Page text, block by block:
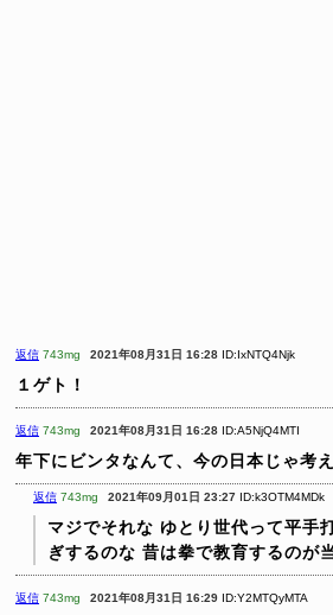
返信 743mg 2021年08月31日 16:28 ID:IxNTQ4Njk
１ゲト！
返信 743mg 2021年08月31日 16:28 ID:A5NjQ4MTI
年下にビンタなんて、今の日本じゃ考
返信 743mg 2021年09月01日 23:27 ID:k3OTM4MDk
マジでそれな ゆとり世代って平手
ぎするのな 昔は拳で教育するのが
返信 743mg 2021年08月31日 16:29 ID:Y2MTQyMTA